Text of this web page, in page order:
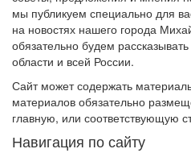
мы публикуем специально для
на новостях нашего города
обязательно будем
области и всей России.
Сайт может содержать
материалов обязательно
главную, или соответствующую
Навигация по сайту